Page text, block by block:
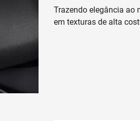
Trazendo elegância ao
em texturas de alta